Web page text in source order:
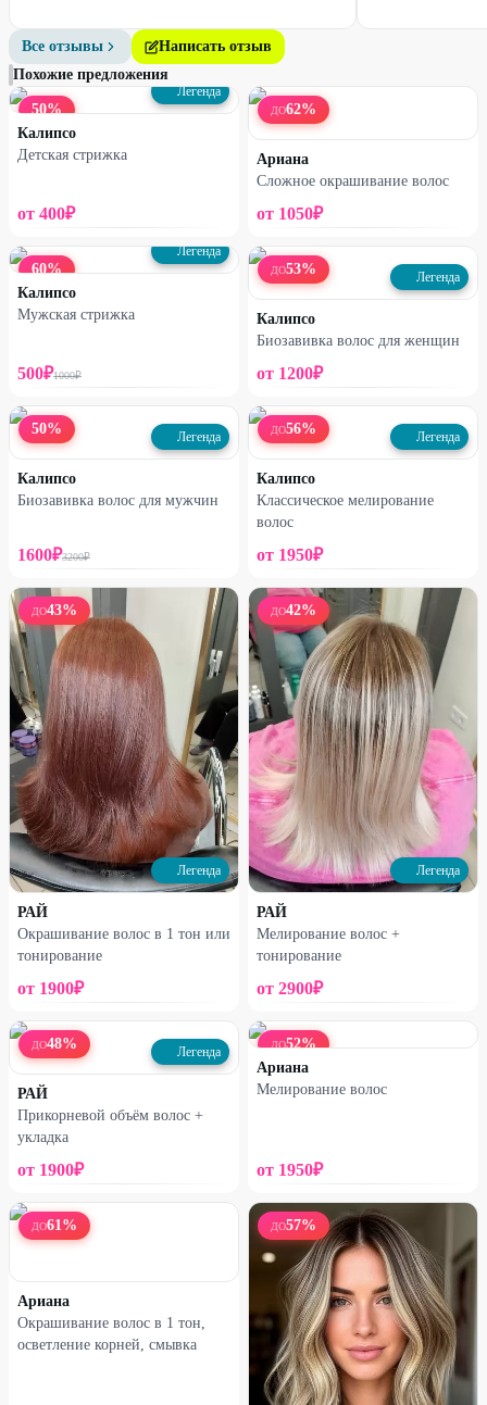
Все отзывы
Написать отзыв
Похожие предложения
50%
Легенда
Калипсо
Детская стрижка
от 400₽
ДО62%
Ариана
Сложное окрашивание волос
от 1050₽
60%
Легенда
Калипсо
Мужская стрижка
500₽1000₽
ДО53% Легенда
Калипсо
Биозавивка волос для женщин
от 1200₽
50% Легенда
Калипсо
Биозавивка волос для мужчин
1600₽3200₽
ДО56% Легенда
Калипсо
Классическое мелирование
волос
от 1950₽
ДО43%
Легенда
РАЙ
Окрашивание волос в 1 тон или
тонирование
от 1900₽
ДО42%
Легенда
РАЙ
Мелирование волос +
тонирование
от 2900₽
ДО48% Легенда
РАЙ
Прикорневой объём волос +
укладка
от 1900₽
ДО52%
Ариана
Мелирование волос
от 1950₽
ДО61%
Ариана
Окрашивание волос в 1 тон,
осветление корней, смывка
ДО57%